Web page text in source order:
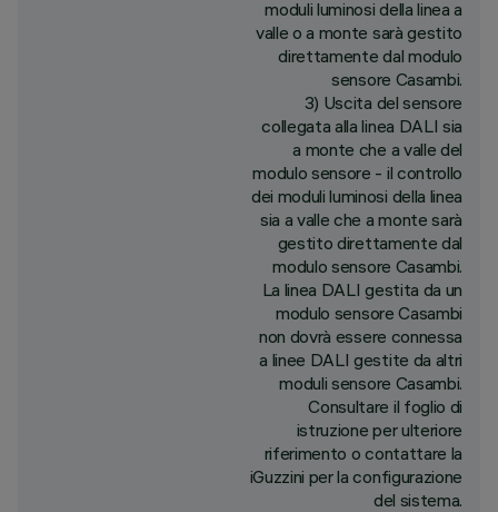
moduli luminosi della linea a
valle o a monte sarà gestito
direttamente dal modulo
sensore Casambi.
3) Uscita del sensore
collegata alla linea DALI sia
a monte che a valle del
modulo sensore - il controllo
dei moduli luminosi della linea
sia a valle che a monte sarà
gestito direttamente dal
modulo sensore Casambi.
La linea DALI gestita da un
modulo sensore Casambi
non dovrà essere connessa
a linee DALI gestite da altri
moduli sensore Casambi.
Consultare il foglio di
istruzione per ulteriore
riferimento o contattare la
iGuzzini per la configurazione
del sistema.